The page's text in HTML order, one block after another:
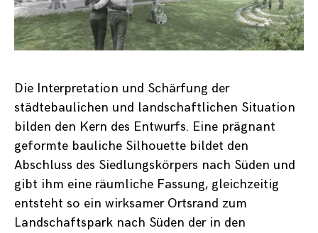
Die Interpretation und Schärfung der
städtebaulichen und landschaftlichen Situation
bilden den Kern des Entwurfs. Eine prägnant
geformte bauliche Silhouette bildet den
Abschluss des Siedlungskörpers nach Süden und
gibt ihm eine räumliche Fassung, gleichzeitig
entsteht so ein wirksamer Ortsrand zum
Landschaftspark nach Süden der in den